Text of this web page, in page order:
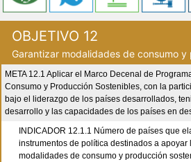
OBJETIVO 12
Garantizar modalidades de consumo
META 12.1 Aplicar el Marco Decenal de
Consumo y Producción Sostenibles, con la
bajo el liderazgo de los países desarrollados,
desarrollo y las capacidades de los países en
INDICADOR 12.1.1 Número de países que
instrumentos de política destinados a apoyar
modalidades de consumo y producción